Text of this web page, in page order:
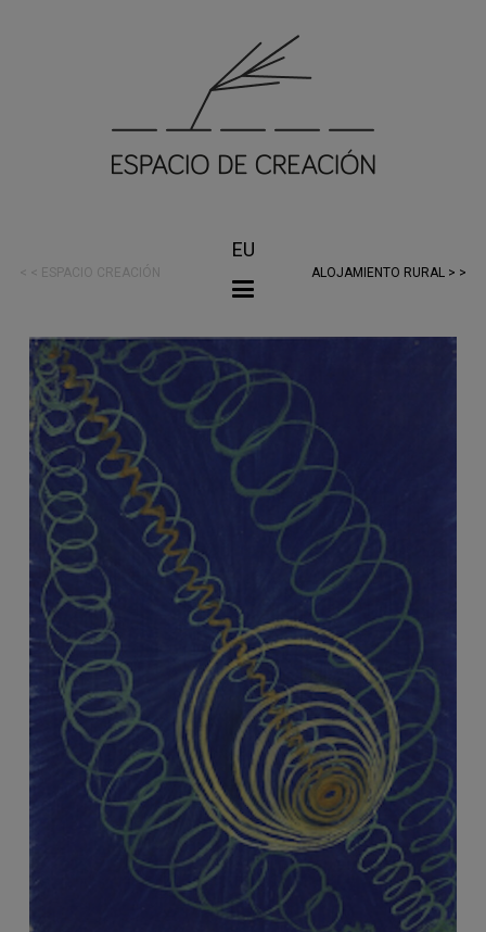
< < ESPACIO CREACIÓN
EU
ALOJAMIENTO RURAL > >